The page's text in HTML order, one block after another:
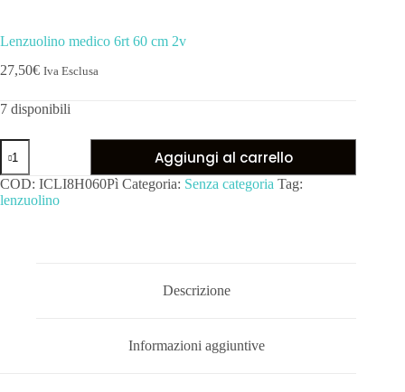
Lenzuolino medico 6rt 60 cm 2v
27,50€ Iva Esclusa
7 disponibili
Aggiungi al carrello
COD: ICLI8H060Pì Categoria: Senza categoria Tag:
lenzuolino
Descrizione
Informazioni aggiuntive